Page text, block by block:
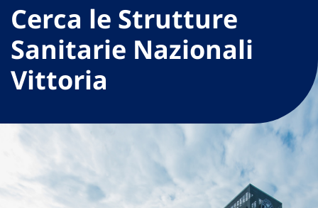
Cerca le Strutture
Sanitarie Nazionali
Vittoria